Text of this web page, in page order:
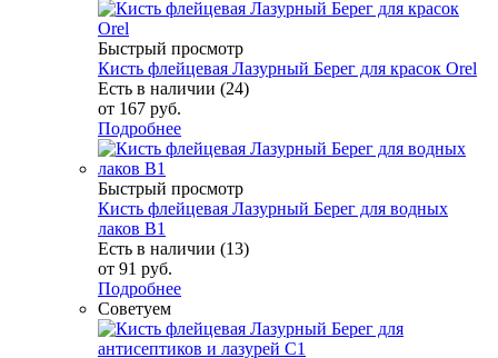
Быстрый просмотр
Кисть флейцевая Лазурный Берег для красок Orel
Есть в наличии (24)
от 167 руб.
Подробнее
Быстрый просмотр
Кисть флейцевая Лазурный Берег для водных
лаков В1
Есть в наличии (13)
от 91 руб.
Подробнее
Советуем